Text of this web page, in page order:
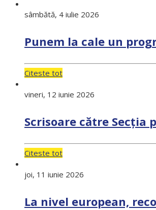
sâmbătă, 4 iulie 2026
Punem la cale un
Citeste tot
vineri, 12 iunie 2026
Scrisoare către Secția
Citeste tot
joi, 11 iunie 2026
La nivel european,